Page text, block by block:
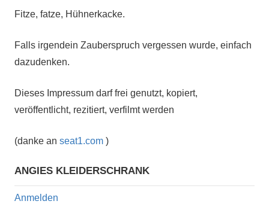
Fitze, fatze, Hühnerkacke.
Falls irgendein Zauberspruch vergessen wurde, einfach
dazudenken.
Dieses Impressum darf frei genutzt, kopiert,
veröffentlicht, rezitiert, verfilmt werden
(danke an seat1.com )
ANGIES KLEIDERSCHRANK
Anmelden